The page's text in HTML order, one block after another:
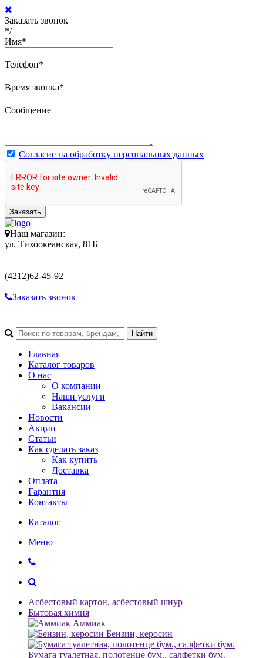
Заказать звонок
*/
Имя*
Телефон*
Время звонка*
Сообщение
Согласие на обработку персональных данных
Заказать
Наш магазин:
ул. Тихоокеанская, 81Б
(4212)62-45-92
Заказать звонок
Главная
Каталог товаров
О нас
О компании
Наши услуги
Вакансии
Новости
Акции
Статьи
Как сделать заказ
Как купить
Доставка
Оплата
Гарантия
Контакты
Каталог
Меню
Асбестовый картон, асбестовый шнур
Бытовая химия
Аммиак
Бензин, керосин
Бумага туалетная, полотенце бум., салфетки бум.